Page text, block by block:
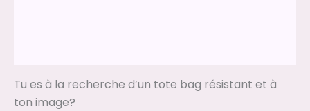
Tu es à la recherche d’un tote bag résistant et à
ton image?